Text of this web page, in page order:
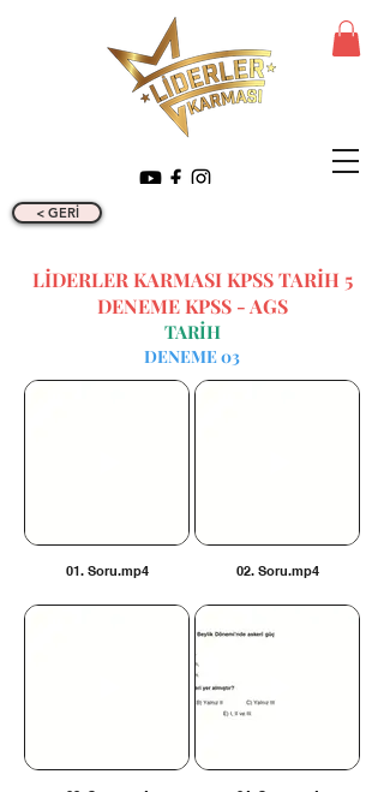
< GERİ
LİDERLER KARMASI KPSS TARİH 5
DENEME KPSS - AGS
TARİH
DENEME 03
01. Soru.mp4 02. Soru.mp4